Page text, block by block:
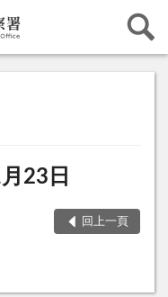
23日
回上一頁